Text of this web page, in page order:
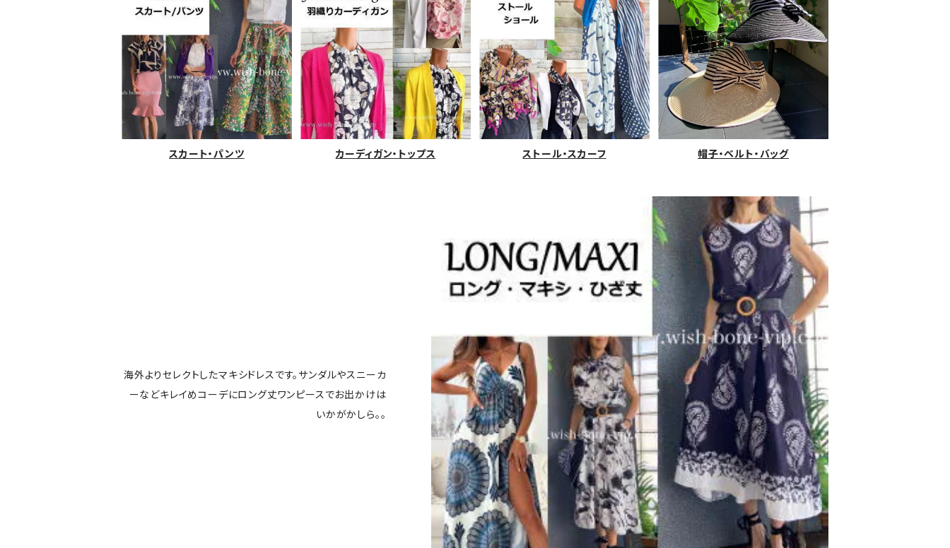
スカート・パンツ カーディガン・トップス ストール・スカーフ 帽子・ベルト・バッグ
海外よりセレクトしたマキシドレスです。サンダルやスニーカ
ーなどキレイめコーデにロング丈ワンピースでお出かけは
いかがかしら。。